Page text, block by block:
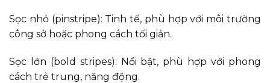
Sọc nhỏ (pinstripe): Tinh tế, phù hợp với môi trường
công sở hoặc phong cách tối giản.
Sọc lớn (bold stripes): Nổi bật, phù hợp với phong
cách trẻ trung, năng động.